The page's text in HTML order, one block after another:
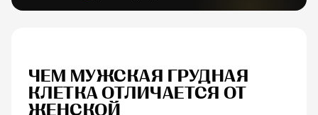
ЧЕМ МУЖСКАЯ ГРУДНАЯ
КЛЕТКА ОТЛИЧАЕТСЯ ОТ
ЖЕНСКОЙ